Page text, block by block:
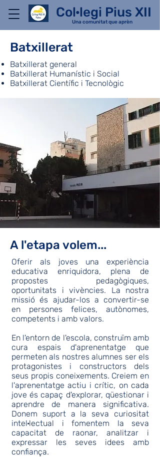
Col·legi Pius XII
Una comunitat que aprèn
Batxillerat
Batxillerat general
Batxillerat Humanístic i Social
Batxillerat Científic i Tecnològic
A l'etapa volem...
Oferir als joves una experiència
educativa enriquidora, plena de
propostes pedagògiques,
oportunitats i vivències. La nostra
missió és ajudar-los a convertir-se
en persones felices, autònomes,
competents i amb valors.
En l'entorn de l'escola, construïm amb
cura espais d'aprenentatge que
permeten als nostres alumnes ser els
protagonistes i constructors dels
seus propis coneixements. Creiem en
l'aprenentatge actiu i crític, on cada
jove és capaç d'explorar, qüestionar i
aprendre de manera significativa.
Donem suport a la seva curiositat
intel·lectual i fomentem la seva
capacitat de raonar, analitzar i
expressar les seves idees amb
confiança.